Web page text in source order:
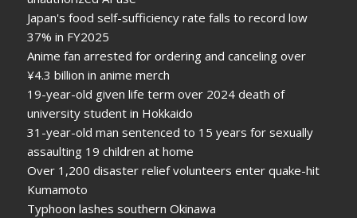
Japan's food self-sufficiency rate falls to record low
37% in FY2025
Anime fan arrested for ordering and canceling over
¥4.3 billion in anime merch
19-year-old given life term over 2024 death of
university student in Hokkaido
31-year-old man sentenced to 15 years for sexually
assaulting 19 children at home
Over 1,200 disaster relief volunteers enter quake-hit
Kumamoto
Typhoon lashes southern Okinawa